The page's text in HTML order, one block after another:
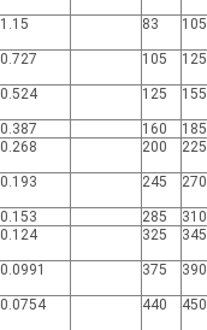
1.15 83 105
0.727 105 125
0.524 125 155
0.387 160
185
0.268 200 225
0.193 245 270
0.153 285
310
0.124 325 345
0.0991 375 390
0.0754 440 450